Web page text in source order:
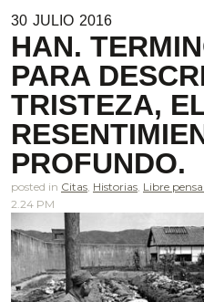
30 JULIO 2016
HAN.
PARA
TRISTEZA,
PROFUNDO.
posted in Citas Historias Libre
2.24 PM